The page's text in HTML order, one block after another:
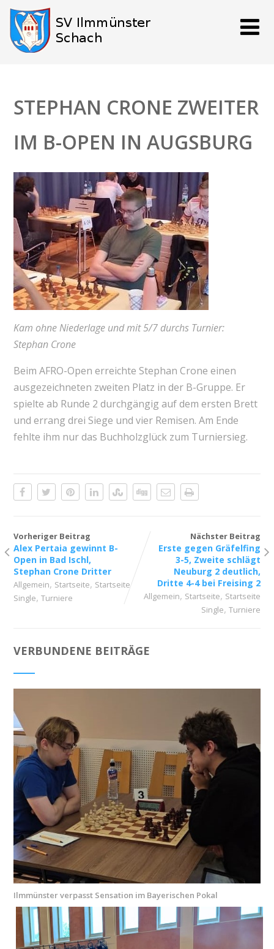
STEPHAN CRONE ZWEITER
IM B-OPEN IN AUGSBURG
Kam ohne Niederlage und mit 5/7 durchs Turnier:
Stephan Crone
Beim AFRO-Open erreichte Stephan Crone einen
ausgezeichneten zweiten Platz in der B-Gruppe. Er
spielte ab Runde 2 durchgängig auf dem ersten Brett
und errang drei Siege und vier Remisen. Am Ende
fehlte ihm nur das Buchholzglück zum Turniersieg.
Vorheriger Beitrag
Alex Pertaia gewinnt B-
Open in Bad Ischl,
Stephan Crone Dritter
Allgemein, Startseite, Startseite
Single, Turniere
Nächster Beitrag
Erste gegen Gräfelfing
3-5, Zweite schlägt
Neuburg 2 deutlich,
Dritte 4-4 bei Freising 2
Allgemein, Startseite, Startseite
Single,Turniere
VERBUNDENE BEITRÄGE
Ilmmünster verpasst Sensation im Bayerischen Pokal